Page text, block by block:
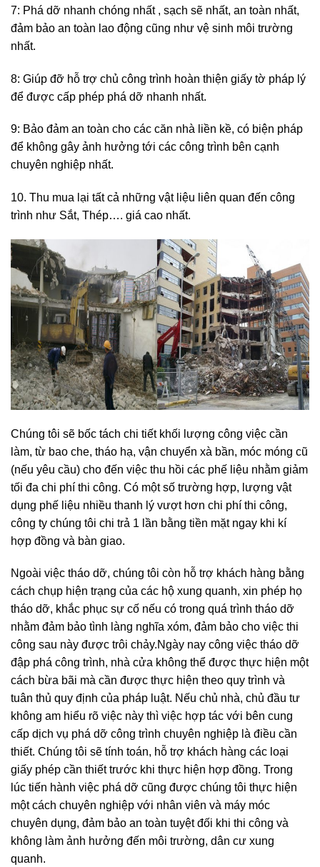
7: Phá dỡ nhanh chóng nhất , sạch sẽ nhất, an toàn nhất,
đảm bảo an toàn lao động cũng như vệ sinh môi trường
nhất.
8: Giúp đỡ hỗ trợ chủ công trình hoàn thiện giấy tờ pháp lý
để được cấp phép phá dỡ nhanh nhất.
9: Bảo đảm an toàn cho các căn nhà liền kề, có biện pháp
để không gây ảnh hưởng tới các công trình bên cạnh
chuyên nghiệp nhất.
10. Thu mua lại tất cả những vật liệu liên quan đến công
trình như Sắt, Thép…. giá cao nhất.
Chúng tôi sẽ bốc tách chi tiết khối lượng công việc cần
làm, từ bao che, tháo hạ, vận chuyển xà bần, móc móng cũ
(nếu yêu cầu) cho đến việc thu hồi các phế liệu nhằm giảm
tối đa chi phí thi công. Có một số trường hợp, lượng vật
dụng phế liệu nhiều thanh lý vượt hơn chi phí thi công,
công ty chúng tôi chi trả 1 lần bằng tiền mặt ngay khi kí
hợp đồng và bàn giao.
Ngoài việc tháo dỡ, chúng tôi còn hỗ trợ khách hàng bằng
cách chụp hiện trạng của các hộ xung quanh, xin phép họ
tháo dỡ, khắc phục sự cố nếu có trong quá trình tháo dỡ
nhằm đảm bảo tình làng nghĩa xóm, đảm bảo cho việc thi
công sau này được trôi chảy.Ngày nay công việc tháo dỡ
đập phá công trình, nhà cửa không thể được thực hiện một
cách bừa bãi mà cần được thực hiện theo quy trình và
tuân thủ quy định của pháp luật. Nếu chủ nhà, chủ đầu tư
không am hiểu rõ việc này thì việc hợp tác với bên cung
cấp dịch vụ phá dỡ công trình chuyên nghiệp là điều cần
thiết. Chúng tôi sẽ tính toán, hỗ trợ khách hàng các loại
giấy phép cần thiết trước khi thực hiện hợp đồng. Trong
lúc tiến hành việc phá dỡ cũng được chúng tôi thực hiện
một cách chuyên nghiệp với nhân viên và máy móc
chuyên dụng, đảm bảo an toàn tuyệt đối khi thi công và
không làm ảnh hưởng đến môi trường, dân cư xung
quanh.